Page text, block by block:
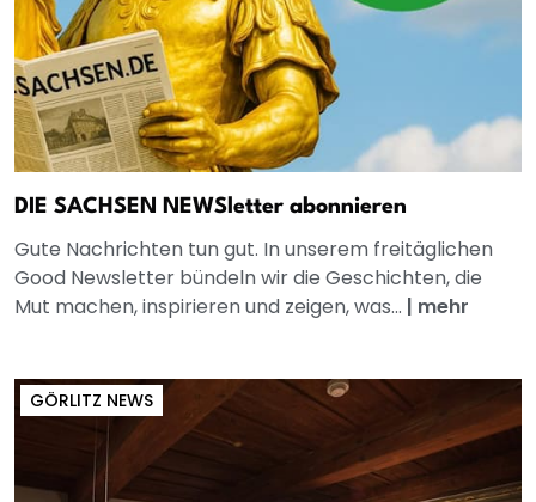
DIE SACHSEN NEWSletter abonnieren
Gute Nachrichten tun gut. In unserem freitäglichen
Good Newsletter bündeln wir die Geschichten, die
Mut machen, inspirieren und zeigen, was... | mehr
GÖRLITZ NEWS